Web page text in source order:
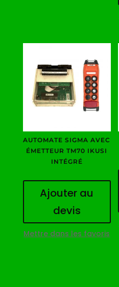
AUTOMATE SIGMA AVEC
ÉMETTEUR TM70 IKUSI
INTÉGRÉ
Ajouter au
devis
Mettre dans les favoris